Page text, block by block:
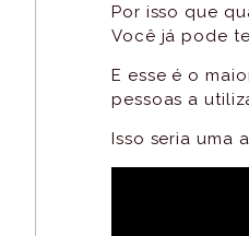
Por isso que
Você já pode
E esse é o
pessoas a
Isso seria uma